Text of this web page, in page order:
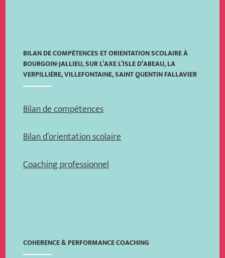
BILAN DE COMPÉTENCES ET ORIENTATION SCOLAIRE À
BOURGOIN-JALLIEU, SUR L’AXE L’ISLE D’ABEAU, LA
VERPILLIÈRE, VILLEFONTAINE, SAINT QUENTIN FALLAVIER
Bilan de compétences
Bilan d’orientation scolaire
Coaching professionnel
COHERENCE & PERFORMANCE COACHING